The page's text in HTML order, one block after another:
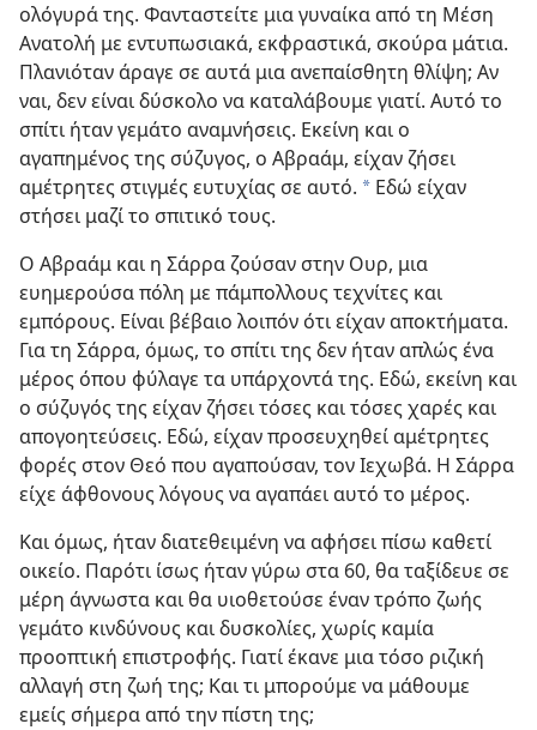
ολόγυρά της. Φανταστείτε μια γυναίκα από τη Μέση
Ανατολή με εντυπωσιακά, εκφραστικά, σκούρα μάτια.
Πλανιόταν άραγε σε αυτά μια ανεπαίσθητη θλίψη; Αν
ναι, δεν είναι δύσκολο να καταλάβουμε γιατί. Αυτό το
σπίτι ήταν γεμάτο αναμνήσεις. Εκείνη και ο
αγαπημένος της σύζυγος, ο Αβραάμ, είχαν ζήσει
αμέτρητες στιγμές ευτυχίας σε αυτό. a Εδώ είχαν
στήσει μαζί το σπιτικό τους.
Ο Αβραάμ και η Σάρρα ζούσαν στην Ουρ, μια
ευημερούσα πόλη με πάμπολλους τεχνίτες και
εμπόρους. Είναι βέβαιο λοιπόν ότι είχαν αποκτήματα.
Για τη Σάρρα, όμως, το σπίτι της δεν ήταν απλώς ένα
μέρος όπου φύλαγε τα υπάρχοντά της. Εδώ, εκείνη και
ο σύζυγός της είχαν ζήσει τόσες και τόσες χαρές και
απογοητεύσεις. Εδώ, είχαν προσευχηθεί αμέτρητες
φορές στον Θεό που αγαπούσαν, τον Ιεχωβά. Η Σάρρα
είχε άφθονους λόγους να αγαπάει αυτό το μέρος.
Και όμως, ήταν διατεθειμένη να αφήσει πίσω καθετί
οικείο. Παρότι ίσως ήταν γύρω στα 60, θα ταξίδευε σε
μέρη άγνωστα και θα υιοθετούσε έναν τρόπο ζωής
γεμάτο κινδύνους και δυσκολίες, χωρίς καμία
προοπτική επιστροφής. Γιατί έκανε μια τόσο ριζική
αλλαγή στη ζωή της; Και τι μπορούμε να μάθουμε
εμείς σήμερα από την πίστη της;